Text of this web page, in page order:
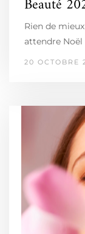
Rien de
attendre Noël
20 OCTOBRE